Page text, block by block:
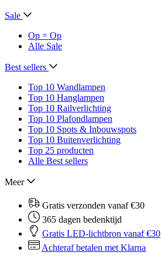
Sale
Op = Op
Alle Sale
Best sellers
Top 10 Wandlampen
Top 10 Hanglampen
Top 10 Railverlichting
Top 10 Plafondlampen
Top 10 Spots & Inbouwspots
Top 10 Buitenverlichting
Top 25 producten
Alle Best sellers
Meer
Gratis verzonden vanaf €30
365 dagen bedenktijd
Gratis LED-lichtbron vanaf €30
Achteraf betalen met Klarna